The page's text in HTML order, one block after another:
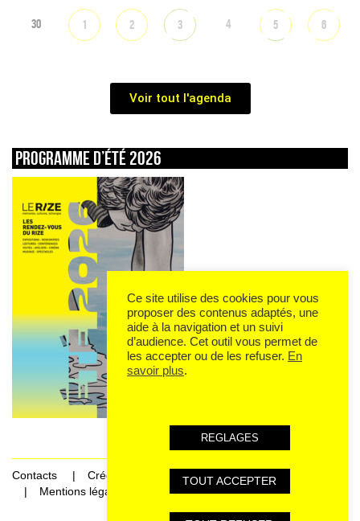
30 1 2 3 4 5 6
Voir tout l'agenda
Programme d’été 2026
Contacts
Crédits
Mentions légales et données personnelles
Ce site utilise des cookies pour vous
proposer des contenus adaptés, une
aide à la navigation et un suivi
d’audience. Cet outil vous permet de
les accepter ou de les refuser. En
savoir plus.
REGLAGES
TOUT ACCEPTER